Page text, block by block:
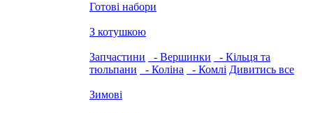
Готові набори
З котушкою
Запчастини - Вершинки
- Кільця та
тюльпани
- Коліна - Комлі Дивитись все
Зимові